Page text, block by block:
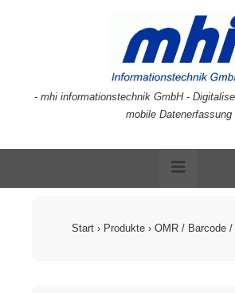
- mhi informationstechnik GmbH -
mobile Datenerfassung
Hauptnavigation
Start › Produkte › OMR / Barcode